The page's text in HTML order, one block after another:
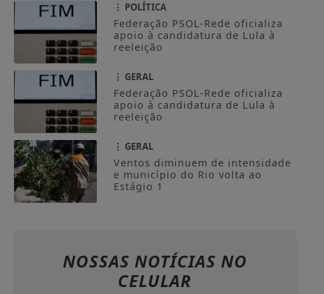
POLÍTICA
Federação PSOL-Rede oficializa
apoio à candidatura de Lula à
reeleição
GERAL
Federação PSOL-Rede oficializa
apoio à candidatura de Lula à
reeleição
GERAL
Ventos diminuem de intensidade
e município do Rio volta ao
Estágio 1
NOSSAS NOTÍCIAS NO
CELULAR